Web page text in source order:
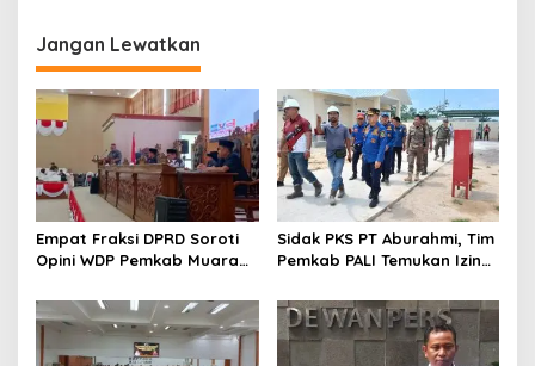
i
g
a
s
i
p
o
s
Jangan Lewatkan
Empat Fraksi DPRD Soroti
Opini WDP Pemkab Muara
Kelola Keuangan
Sidak PKS PT Aburahmi, Tim
Pemkab PALI Temukan Izin